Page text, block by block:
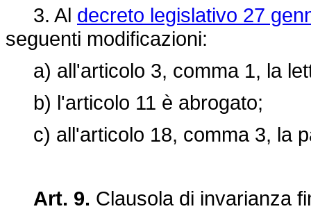
3. Al decreto legislativo 27
seguenti modificazioni:
a) all'articolo 3, comma 1, la
b) l'articolo 11 è abrogato;
c) all'articolo 18, comma 3, la
Art. 9. Clausola di invarianza